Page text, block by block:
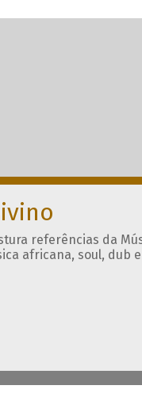
referências da
africana, soul, dub